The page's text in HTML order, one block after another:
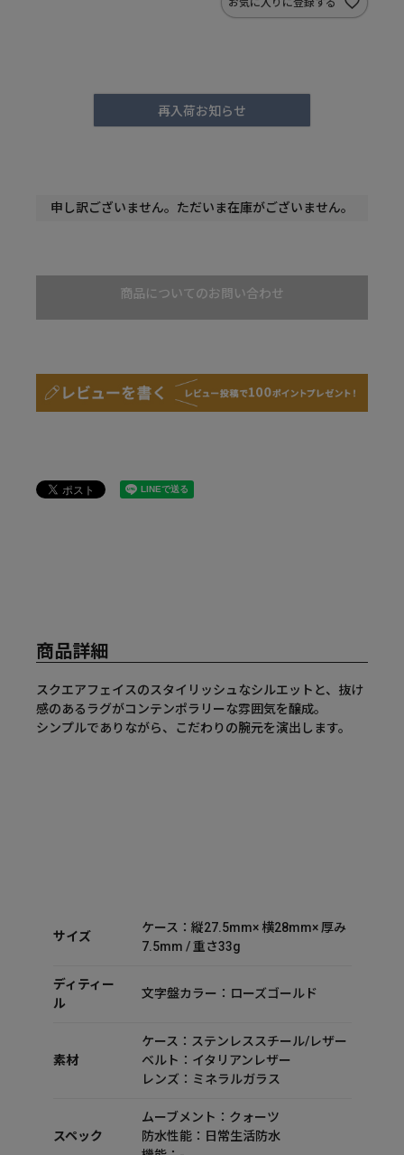
再入荷お知らせ
申し訳ございません。ただいま在庫がございません。
商品についてのお問い合わせ
商品詳細
スクエアフェイスのスタイリッシュなシルエットと、抜け
感のあるラグがコンテンポラリーな雰囲気を醸成。
シンプルでありながら、こだわりの腕元を演出します。
サイズ
ケース：縦27.5mm× 横28mm× 厚み
7.5mm / 重さ33g
ディティー
ル
文字盤カラー：ローズゴールド
素材
ケース：ステンレススチール/レザー
ベルト：イタリアンレザー
レンズ：ミネラルガラス
スペック
ムーブメント：クォーツ
防水性能：日常生活防水